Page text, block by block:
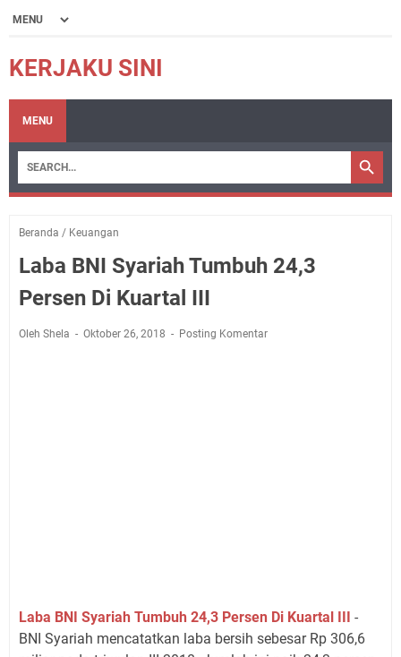
KERJAKU SINI
MENU
Beranda / Keuangan
Laba BNI Syariah Tumbuh 24,3
Persen Di Kuartal III
Oleh Shela Oktober 26, 2018 Posting Komentar
Laba BNI Syariah Tumbuh 24,3 Persen Di Kuartal III -
BNI Syariah mencatatkan laba bersih sebesar Rp 306,6